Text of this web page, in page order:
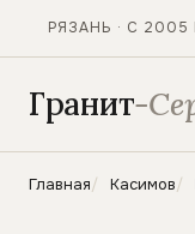
РЯЗАНЬ · С
Гранит-
Главная Касимов